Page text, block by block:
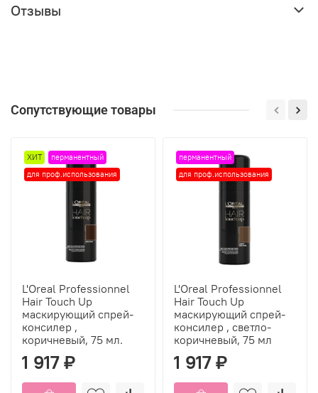
Отзывы
Сопутствующие товары
ХИТ
перманентный
для проф.использования
L'Oreal Professionnel
Hair Touch Up
маскирующий спрей-
консилер ,
коричневый, 75 мл.
1 917 ₽
перманентный
для проф.использования
L'Oreal Professionnel
Hair Touch Up
маскирующий спрей-
консилер , светло-
коричневый, 75 мл
1 917 ₽